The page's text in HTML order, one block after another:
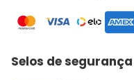
Selos de segurança